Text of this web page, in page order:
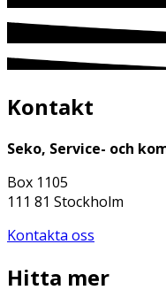
Kontakt
Seko, Service- och
Box 1105
111 81 Stockholm
Kontakta oss
Hitta mer